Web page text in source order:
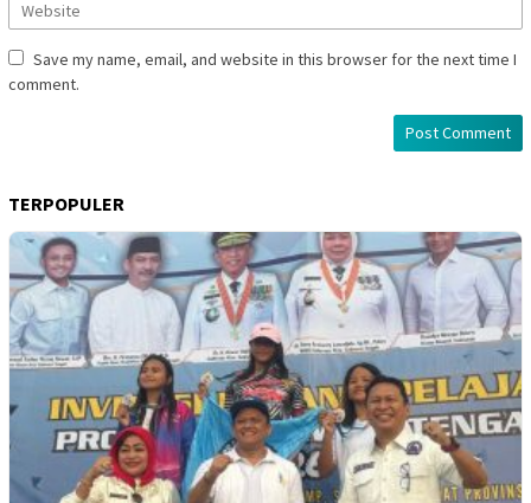
Save my name, email, and website in this browser for the next time I
comment.
TERPOPULER